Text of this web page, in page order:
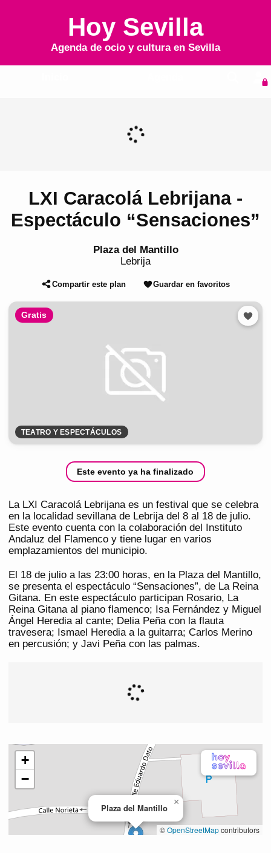
Hoy Sevilla
Agenda de ocio y cultura en Sevilla
LXI Caracolá Lebrijana -
Espectáculo “Sensaciones”
Plaza del Mantillo
Lebrija
Compartir este plan Guardar en favoritos
Gratis
TEATRO Y ESPECTÁCULOS
Este evento ya ha finalizado
La LXI Caracolá Lebrijana es un festival que se celebra
en la localidad sevillana de Lebrija del 8 al 18 de julio.
Este evento cuenta con la colaboración del Instituto
Andaluz del Flamenco y tiene lugar en varios
emplazamientos del municipio.
El 18 de julio a las 23:00 horas, en la Plaza del Mantillo,
se presenta el espectáculo “Sensaciones”, de La Reina
Gitana. En este espectáculo participan Rosario, La
Reina Gitana al piano flamenco; Isa Fernández y Miguel
Ángel Heredia al cante; Delia Peña con la flauta
travesera; Ismael Heredia a la guitarra; Carlos Merino
en percusión; y Javi Peña con las palmas.